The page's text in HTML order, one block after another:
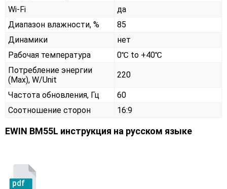
Wi-Fi
да
Диапазон влажности, %
85
Динамики
нет
Рабочая температура
0℃ to +40℃
Потребление энергии
(Max), W/Unit
220
Частота обновления, Гц
60
Соотношение сторон
16:9
EWIN BM55L инструкция на русском языке
pdf